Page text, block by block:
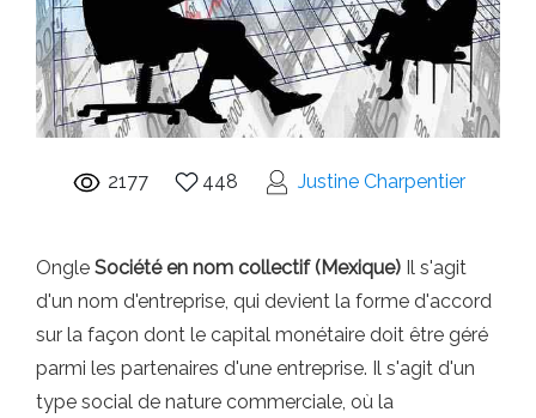
2177 448 Justine Charpentier
Ongle Société en nom collectif (Mexique) Il s'agit
d'un nom d'entreprise, qui devient la forme d'accord
sur la façon dont le capital monétaire doit être géré
parmi les partenaires d'une entreprise. Il s'agit d'un
type social de nature commerciale, où la